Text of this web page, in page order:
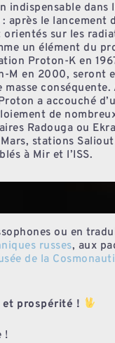
indispensable dans
après le lancement
sur les
un élément du
Proton-K en
M en 2000, seront
conséquente.
a accouché
de
Radouga ou
stations
à Mir et l’ISS.
ou en
russes, aux
de la
et prospérité !
!